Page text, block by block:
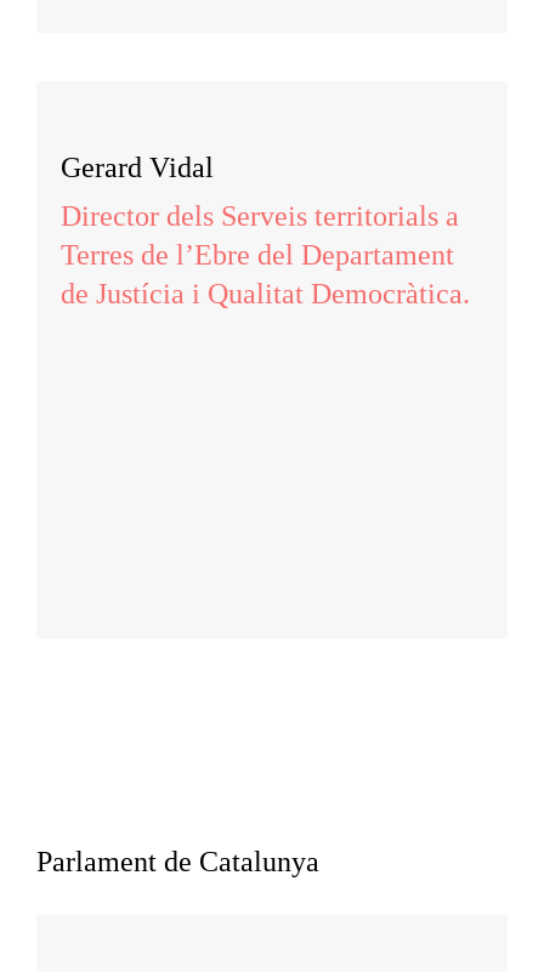
Gerard Vidal
Director dels Serveis territorials a
Terres de l’Ebre del Departament
de Justícia i Qualitat Democràtica.
Parlament de Catalunya